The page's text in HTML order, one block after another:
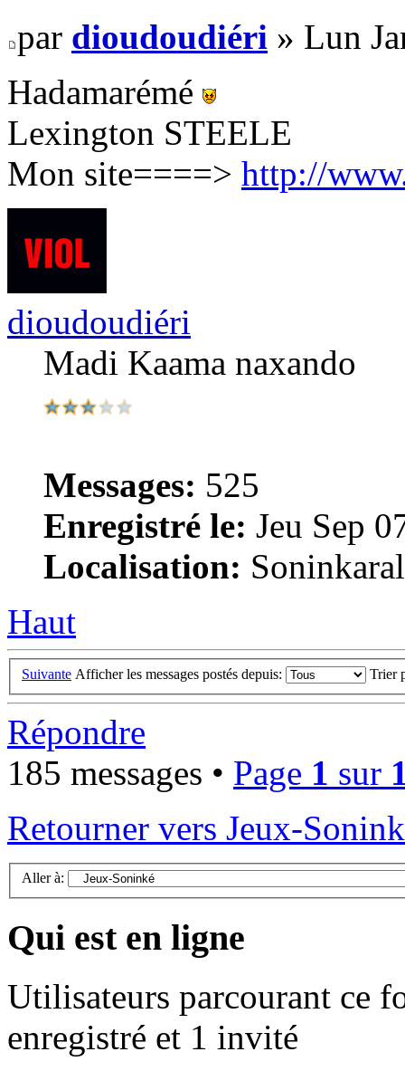
par dioudoudiéri » Lun
Hadamarémé
Lexington STEELE
Mon site====> http://
dioudoudiéri
Madi Kaama naxando
Messages: 525
Enregistré le: Jeu Sep
Localisation:
Haut
Suivante Afficher les messages postés depuis: Trier
Répondre
185 messages • Page 1 sur
Retourner vers Jeux-
Aller à:
Qui est en ligne
Utilisateurs parcourant ce
enregistré et 1 invité